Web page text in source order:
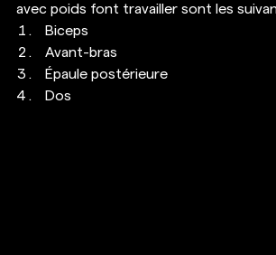
avec poids font travailler sont les
Biceps
Avant-bras
Épaule postérieure
Dos